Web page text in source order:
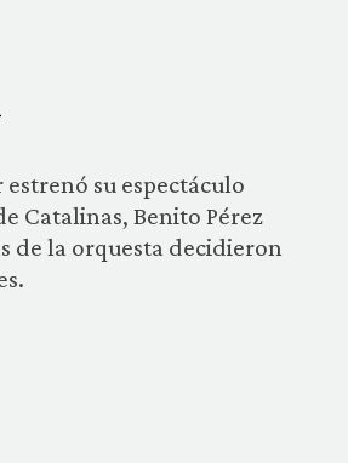
su espectáculo
Catalinas, Benito Pérez
de la orquesta decidieron